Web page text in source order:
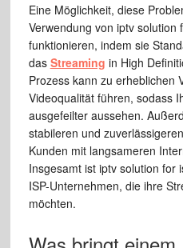
Eine Möglichkeit, diese
Verwendung von iptv solution
funktionieren, indem sie
das Streaming in High
Prozess kann zu erheblichen
Videoqualität führen, sodass
ausgefeilter aussehen.
stabileren und
Kunden mit langsameren
Insgesamt ist iptv solution for
ISP-Unternehmen, die ihre
möchten.